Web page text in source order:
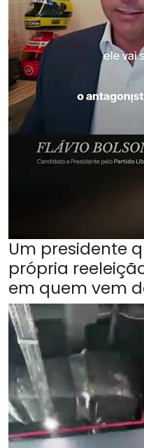
Um presidente
própria
em quem vem